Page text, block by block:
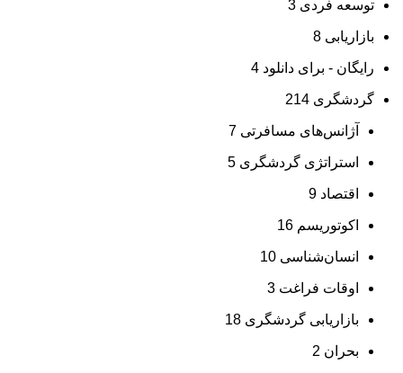
توسعه فردی 3
بازاریابی 8
رایگان - برای دانلود 4
گردشگری 214
آژانس‌های مسافرتی 7
استراتژی گردشگری 5
اقتصاد 9
اکوتوریسم 16
انسان‌شناسی 10
اوقات فراغت 3
بازاریابی گردشگری 18
بحران 2